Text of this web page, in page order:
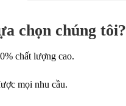
chọn chúng tôi?
chất lượng cao.
mọi nhu cầu.